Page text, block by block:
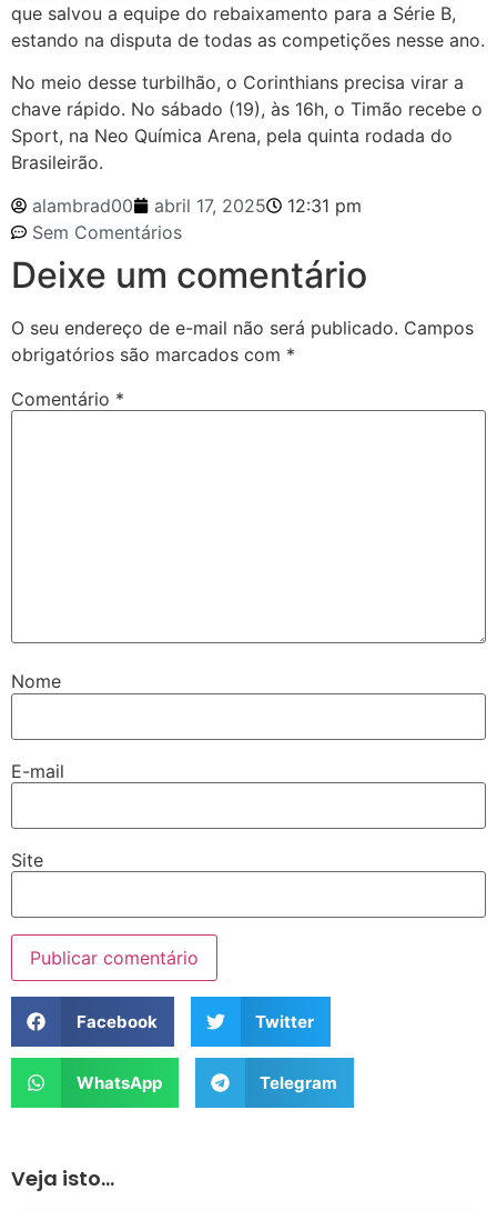
que salvou a equipe do rebaixamento para a Série B,
estando na disputa de todas as competições nesse ano.
No meio desse turbilhão, o Corinthians precisa virar a
chave rápido. No sábado (19), às 16h, o Timão recebe o
Sport, na Neo Química Arena, pela quinta rodada do
Brasileirão.
alambrad00
abril 17, 2025
12:31 pm
Sem Comentários
Deixe um comentário
O seu endereço de e-mail não será publicado. Campos
obrigatórios são marcados com *
Comentário *
Nome
E-mail
Site
Facebook Twitter
WhatsApp Telegram
Veja isto...